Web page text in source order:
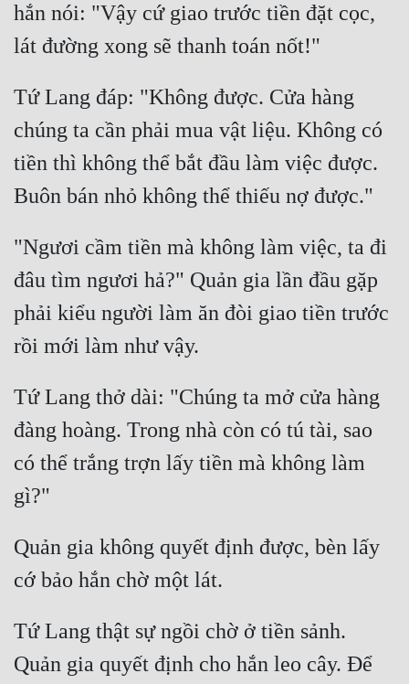
hắn nói: "Vậy cứ giao trước tiền đặt cọc,
Tứ Lang đáp: "Không được. Cửa hàng
chúng ta cần phải mua vật liệu. Không có
tiền thì không thể bắt đầu làm việc được.
"Ngươi cầm tiền mà không làm việc, ta đi
đâu tìm ngươi hả?" Quản gia lần đầu gặp
phải kiểu người làm ăn đòi giao tiền trước
Tứ Lang thở dài: "Chúng ta mở cửa hàng
đàng hoàng. Trong nhà còn có tú tài, sao
có thể trắng trợn lấy tiền mà không làm
Quản gia không quyết định được, bèn lấy
Tứ Lang thật sự ngồi chờ ở tiền sảnh.
Quản gia quyết định cho hắn leo cây. Để